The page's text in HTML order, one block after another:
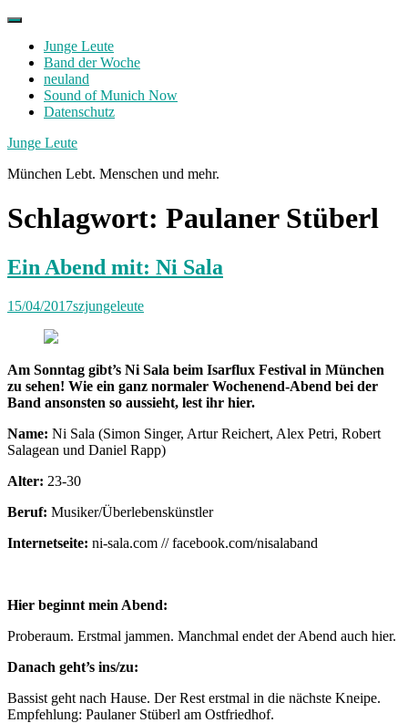
Skip
contentJunge Leute
Band der Woche
neuland
Sound of Munich Now
Datenschutz
Facebook
Twitter
Instagram
Junge Leute
München Lebt. Menschen und mehr.
Schlagwort: Paulaner Stüberl
Ein Abend mit: Ni Sala
15/04/2017szjungeleute
Am Sonntag gibt’s Ni Sala beim Isarflux Festival in München
zu sehen! Wie ein ganz normaler Wochenend-Abend bei der
Band ansonsten so aussieht, lest ihr hier.
Name: Ni Sala (Simon Singer, Artur Reichert, Alex Petri, Robert
Salagean und Daniel Rapp)
Alter: 23-30
Beruf: Musiker/Überlebenskünstler
Internetseite: ni-sala.com // facebook.com/nisalaband
Hier beginnt mein Abend:
Proberaum. Erstmal jammen. Manchmal endet der Abend auch hier.
Danach geht’s ins/zu:
Bassist geht nach Hause. Der Rest erstmal in die nächste Kneipe.
Empfehlung: Paulaner Stüberl am Ostfriedhof.